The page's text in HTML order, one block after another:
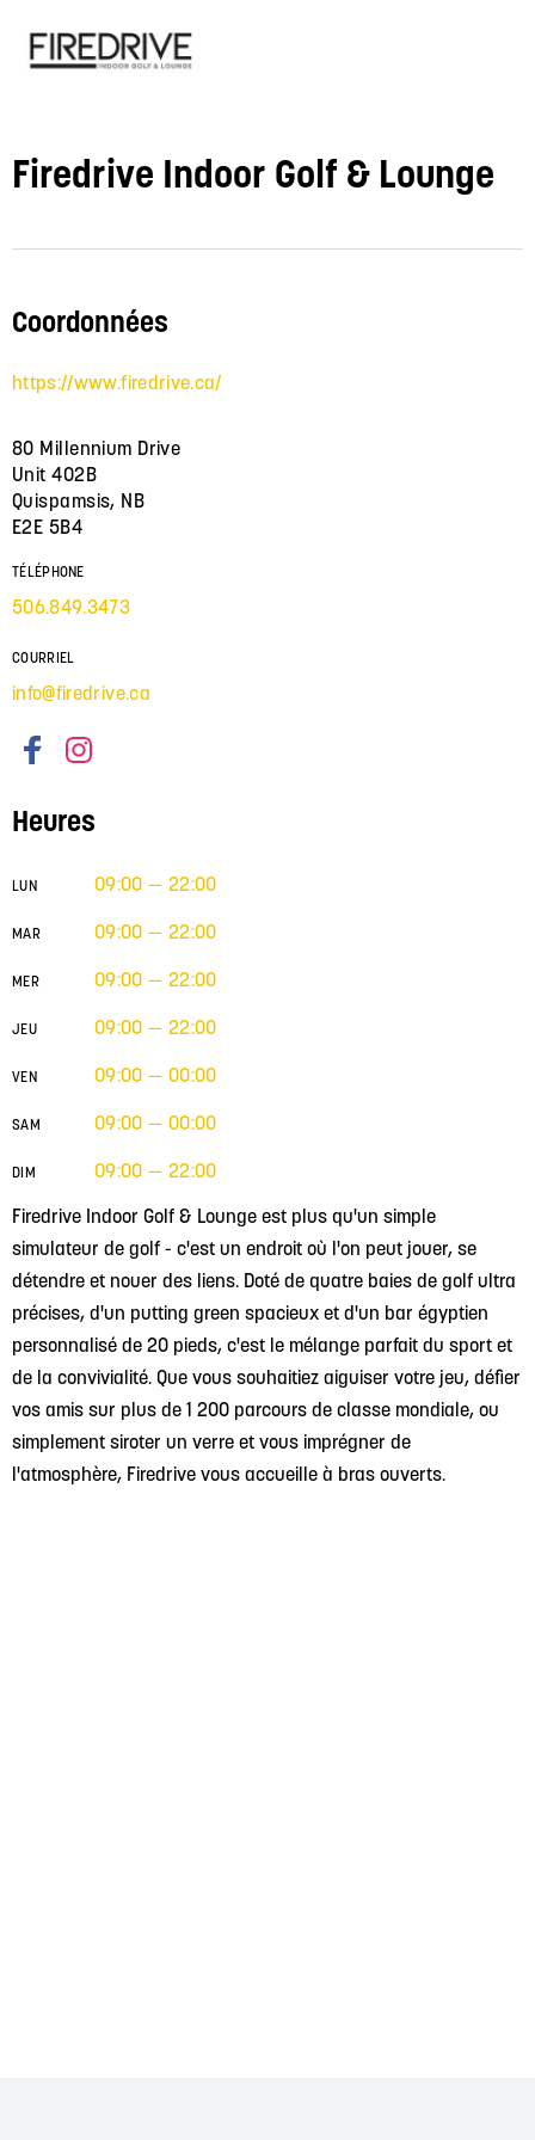
Firedrive Indoor Golf & Lounge
Firedrive Indoor Golf & Lounge est plus qu'un simple
simulateur de golf - c'est un endroit où l'on peut jouer, se
détendre et nouer des liens. Doté de quatre baies de golf ultra
précises, d'un putting green spacieux et d'un bar égyptien
personnalisé de 20 pieds, c'est le mélange parfait du sport et
de la convivialité. Que vous souhaitiez aiguiser votre jeu, défier
vos amis sur plus de 1 200 parcours de classe mondiale, ou
simplement siroter un verre et vous imprégner de
l'atmosphère, Firedrive vous accueille à bras ouverts.
Coordonnées
https://www.firedrive.ca/
80 Millennium Drive
Unit 402B
Quispamsis, NB
E2E 5B4
TÉLÉPHONE
506.849.3473
COURRIEL
info@firedrive.ca
Heures
LUN 09:00 — 22:00
MAR 09:00 — 22:00
MER 09:00 — 22:00
JEU 09:00 — 22:00
VEN 09:00 — 00:00
SAM 09:00 — 00:00
DIM 09:00 — 22:00